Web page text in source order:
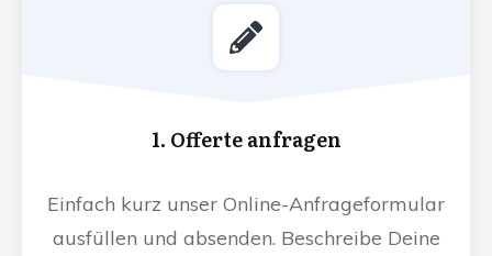
1. Offerte anfragen
Einfach kurz unser Online-Anfrageformular
ausfüllen und absenden. Beschreibe Deine